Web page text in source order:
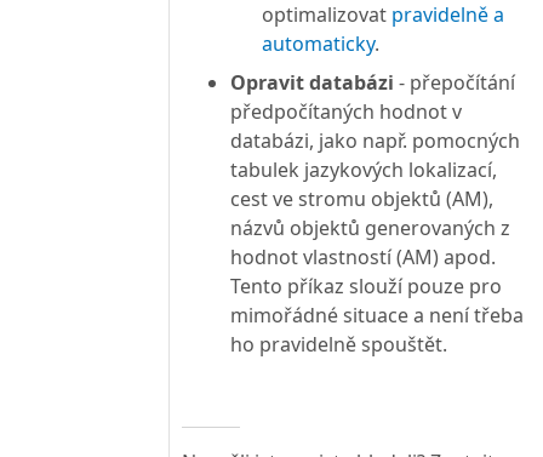
optimalizovat pravidelně a
automaticky.
Opravit databázi - přepočítání
předpočítaných hodnot v
databázi, jako např. pomocných
tabulek jazykových lokalizací,
cest ve stromu objektů (AM),
názvů objektů generovaných z
hodnot vlastností (AM) apod.
Tento příkaz slouží pouze pro
mimořádné situace a není třeba
ho pravidelně spouštět.